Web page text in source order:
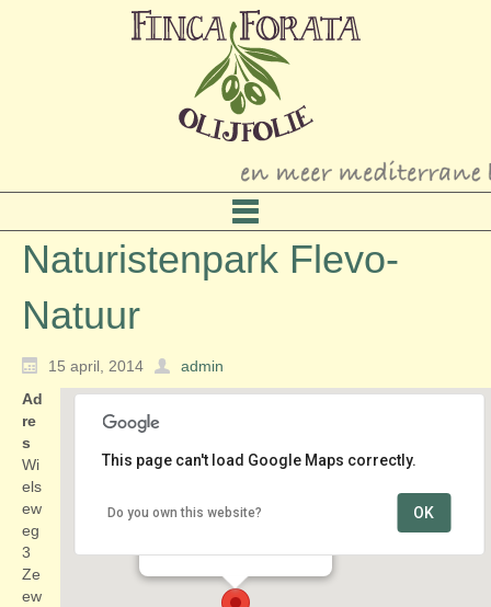
Naturistenpark Flevo-
Natuur
15 april, 2014 admin
Naturistenpark Flevo-Natuur
This page can't load Google Maps correctly.
Do you own this website? OK
Ad
re
s
Wi
els
ew
eg
3
Ze
ew